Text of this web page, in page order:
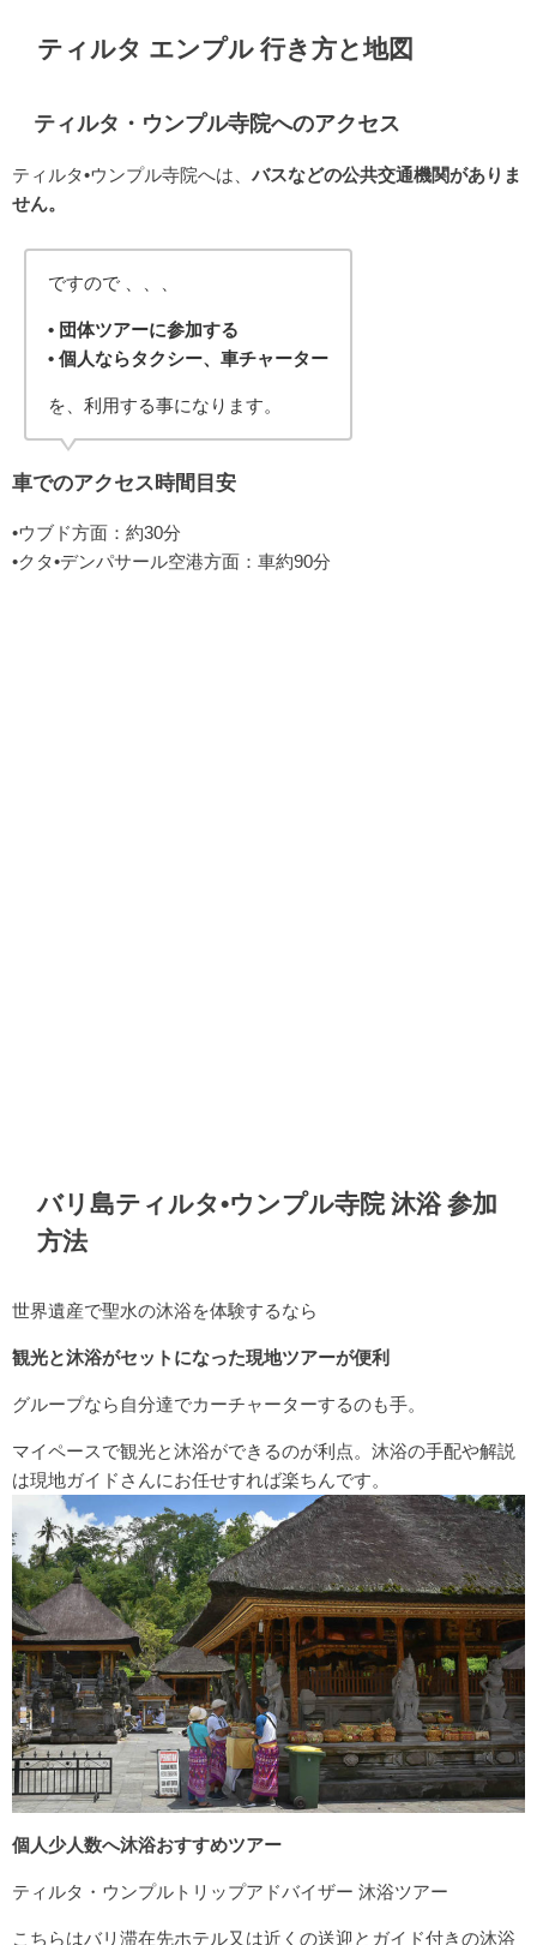
ティルタ エンプル 行き方と地図
ティルタ・ウンプル寺院へのアクセス
ティルタ•ウンプル寺院へは、 バスなどの公共交通機関がありま
せん。
ですので 、、、
• 団体ツアーに参加する
• 個人ならタクシー、車チャーター
を、利用する事になります。
車でのアクセス時間目安
•ウブド方面：約30分
•クタ•デンパサール空港方面：車約90分
バリ島ティルタ•ウンプル寺院 沐浴 参加
方法
世界遺産で聖水の沐浴を体験するなら
観光と沐浴がセットになった現地ツアーが便利
グループなら自分達でカーチャーターするのも手。
マイペースで観光と沐浴ができるのが利点。沐浴の手配や解説
は現地ガイドさんにお任せすれば楽ちんです。
個人少人数へ沐浴おすすめツアー
ティルタ・ウンプルトリップアドバイザー 沐浴ツアー
こちらはバリ滞在先ホテル又は近くの送迎とガイド付きの沐浴